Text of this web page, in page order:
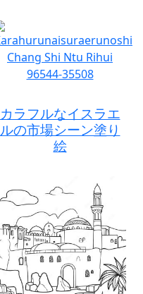
カラフルなイスラエ
ルの市場シーン塗り
絵